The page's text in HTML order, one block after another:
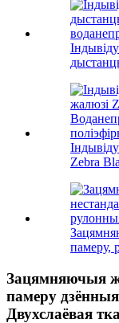
Zebra
памеру,
Зацямняючыя
памеру
Двухслаёвая